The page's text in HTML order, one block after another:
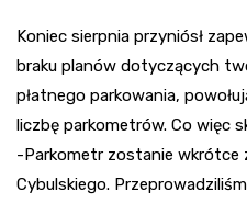
Koniec sierpnia przyniósł
braku planów dotyczących
płatnego parkowania,
liczbę parkometrów. Co więc
-Parkometr zostanie wkrótce
Cybulskiego.